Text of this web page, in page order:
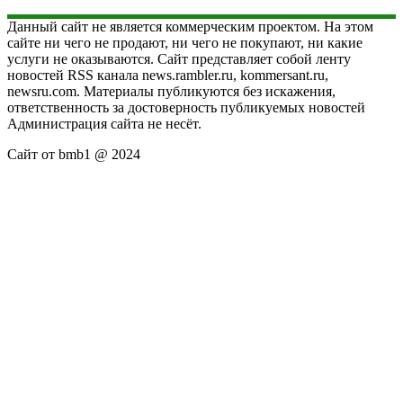
Данный сайт не является коммерческим проектом. На этом
сайте ни чего не продают, ни чего не покупают, ни какие
услуги не оказываются. Сайт представляет собой ленту
новостей RSS канала news.rambler.ru, kommersant.ru,
newsru.com. Материалы публикуются без искажения,
ответственность за достоверность публикуемых новостей
Администрация сайта не несёт.
Сайт от bmb1 @ 2024